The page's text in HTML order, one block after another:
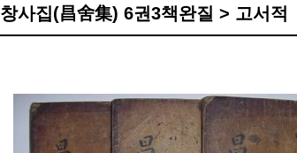
창사집(昌舍集) 6권3책완질 > 고서적